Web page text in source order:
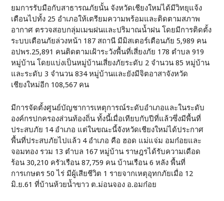
ยมการรับมือกับสาธารณภัยนั้น จังหวัดเชียงใหม่ได้มีวิทยุแจ้ง
เตือนไปทั้ง 25 อำเภอให้เตรียมความพร้อมและติดตามสภาพ
อากาศ ตรวจสอบกลุ่มเมฆฝนและปริมาณน้ำฝน โดยมีการติดตั้ง
ระบบเตือนภัยล่วงหน้า 187 สถานี มีมิสเตอร์เตือนภัย 5,989 คน
อปพร.25,891 คนติดตามเฝ้าระวังพื้นที่เสี่ยงภัย 178 ตำบล 919
หมู่บ้าน โดยแบ่งเป็นหมู่บ้านเสี่ยงภัยระดับ 2 จำนวน 85 หมู่บ้าน
และระดับ 3 จำนวน 834 หมู่บ้านและยังมีจิตอาสาจังหวัด
เชียงใหม่อีก 108,567 คน
มีการจัดตั้งศูนย์บัญชาการเหตุการณ์ระดับอำเภอและในระดับ
องค์กรปกครองส่วนท้องถิ่น ทั้งนี้เมื่อเทียบกับปีที่แล้วซึ่งมีพื้นที่
ประสบภัย 14 อำเภอ แต่ในขณะนี้จังหวัดเชียงใหม่ได้ประกาศ
พื้นที่ประสบภัยไปแล้ว 4 อำเภอ คือ ฮอด แม่แจ่ม อมก๋อยและ
จอมทอง รวม 13 ตำบล 167 หมู่บ้าน ราษฎรได้รับความเดือด
ร้อน 30,210 ครัวเรือน 87,759 คน บ้านเรือน 6 หลัง พื้นที่
การเกษตร 50 ไร่ มีผู้เสียชีวิต 1 รายจากเหตุอุทกภัยเมื่อ 12
มิ.ย.61 ที่บ้านห้วยน้ำขาว ต.ม่อนจอง อ.อมก๋อย